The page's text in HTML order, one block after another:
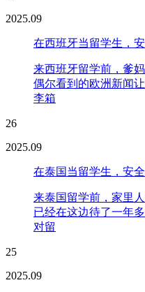
2025.09
在西班牙当留学生，
来西班牙留学前，爹
偶尔看到的欧洲新闻
李箱
26
2025.09
在泰国当留学生，安
来泰国留学前，家里
已经在这边待了一年
对留
25
2025.09